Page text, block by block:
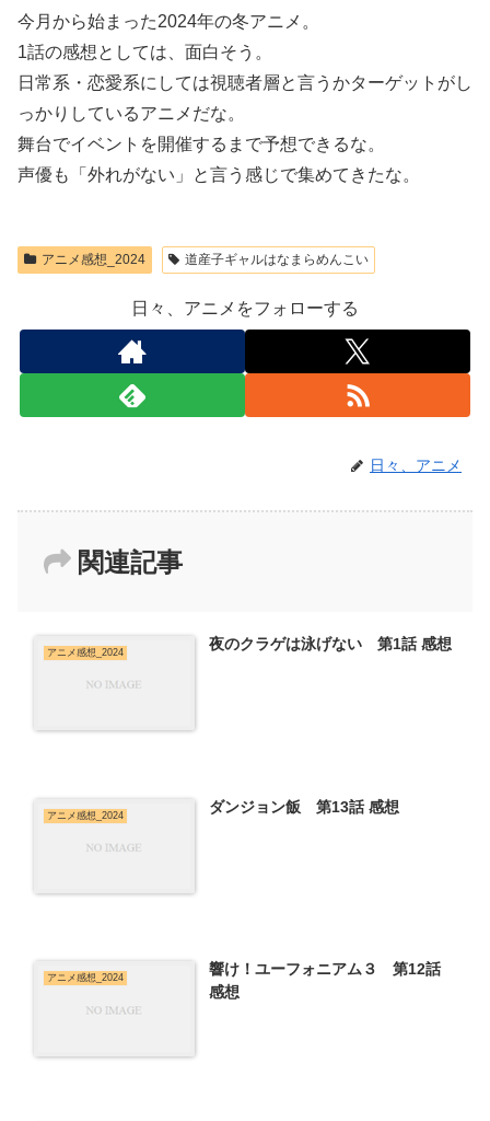
今月から始まった2024年の冬アニメ。
1話の感想としては、面白そう。
日常系・恋愛系にしては視聴者層と言うかターゲットがし
っかりしているアニメだな。
舞台でイベントを開催するまで予想できるな。
声優も「外れがない」と言う感じで集めてきたな。
アニメ感想_2024 道産子ギャルはなまらめんこい
日々、アニメをフォローする
日々、アニメ
関連記事
アニメ感想_2024 夜のクラゲは泳げない 第1話 感想
アニメ感想_2024 ダンジョン飯 第13話 感想
アニメ感想_2024
響け！ユーフォニアム３ 第12話
感想